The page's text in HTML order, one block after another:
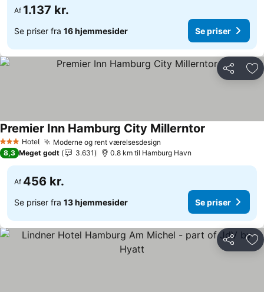
Af 1.137 kr.
Se priser fra 16 hjemmesider Se priser
Del
3 StjernerHotel Moderne og rent værelsesdesign
Premier Inn Hamburg City Millerntor
8,3 Meget godt 3.631 0.8 km til Hamburg Havn
Af 456 kr.
Se priser fra 13 hjemmesider Se priser
Del